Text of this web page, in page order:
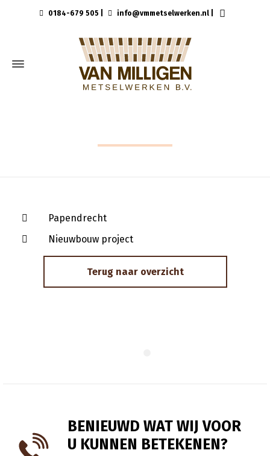
0184-679 505 info@vmmetselwerken.nl
Papendrecht
Nieuwbouw project
Terug naar overzicht
BENIEUWD WAT WIJ VOOR
U KUNNEN BETEKENEN?